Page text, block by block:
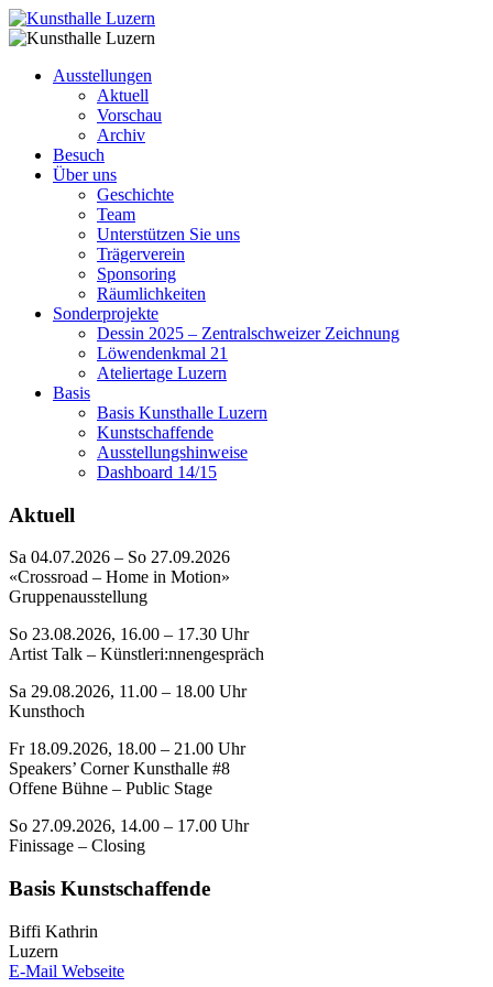
Ausstellungen
Aktuell
Vorschau
Archiv
Besuch
Über uns
Geschichte
Team
Unterstützen Sie uns
Trägerverein
Sponsoring
Räumlichkeiten
Sonderprojekte
Dessin 2025 – Zentralschweizer Zeichnung
Löwendenkmal 21
Ateliertage Luzern
Basis
Basis Kunsthalle Luzern
Kunstschaffende
Ausstellungshinweise
Dashboard 14/15
Aktuell
Sa 04.07.2026 – So 27.09.2026
«Crossroad – Home in Motion»
Gruppenausstellung
So 23.08.2026, 16.00 – 17.30 Uhr
Artist Talk – Künstleri:nnengespräch
Sa 29.08.2026, 11.00 – 18.00 Uhr
Kunsthoch
Fr 18.09.2026, 18.00 – 21.00 Uhr
Speakers’ Corner Kunsthalle #8
Offene Bühne – Public Stage
So 27.09.2026, 14.00 – 17.00 Uhr
Finissage – Closing
Basis Kunstschaffende
Biffi Kathrin
Luzern
E-Mail Webseite